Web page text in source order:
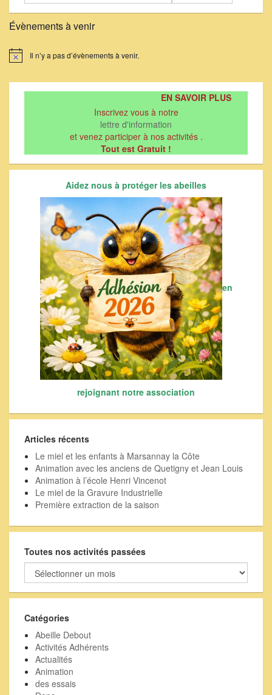
Évènements à venir
Notice Il n’y a pas d’évènements à venir.
EN SAVOIR PLUS
Inscrivez vous à notre
lettre d'information
et venez participer à nos activités .
Tout est Gratuit !
Aidez nous à protéger les abeilles
en
rejoignant notre association
Articles récents
Le miel et les enfants à Marsannay la Côte
Animation avec les anciens de Quetigny et Jean Louis
Animation à l’école Henri Vincenot
Le miel de la Gravure Industrielle
Première extraction de la saison
Toutes nos activités passées
Toutes
nos
activités
Catégories
Abeille Debout
Activités Adhérents
Actualités
Animation
des essais